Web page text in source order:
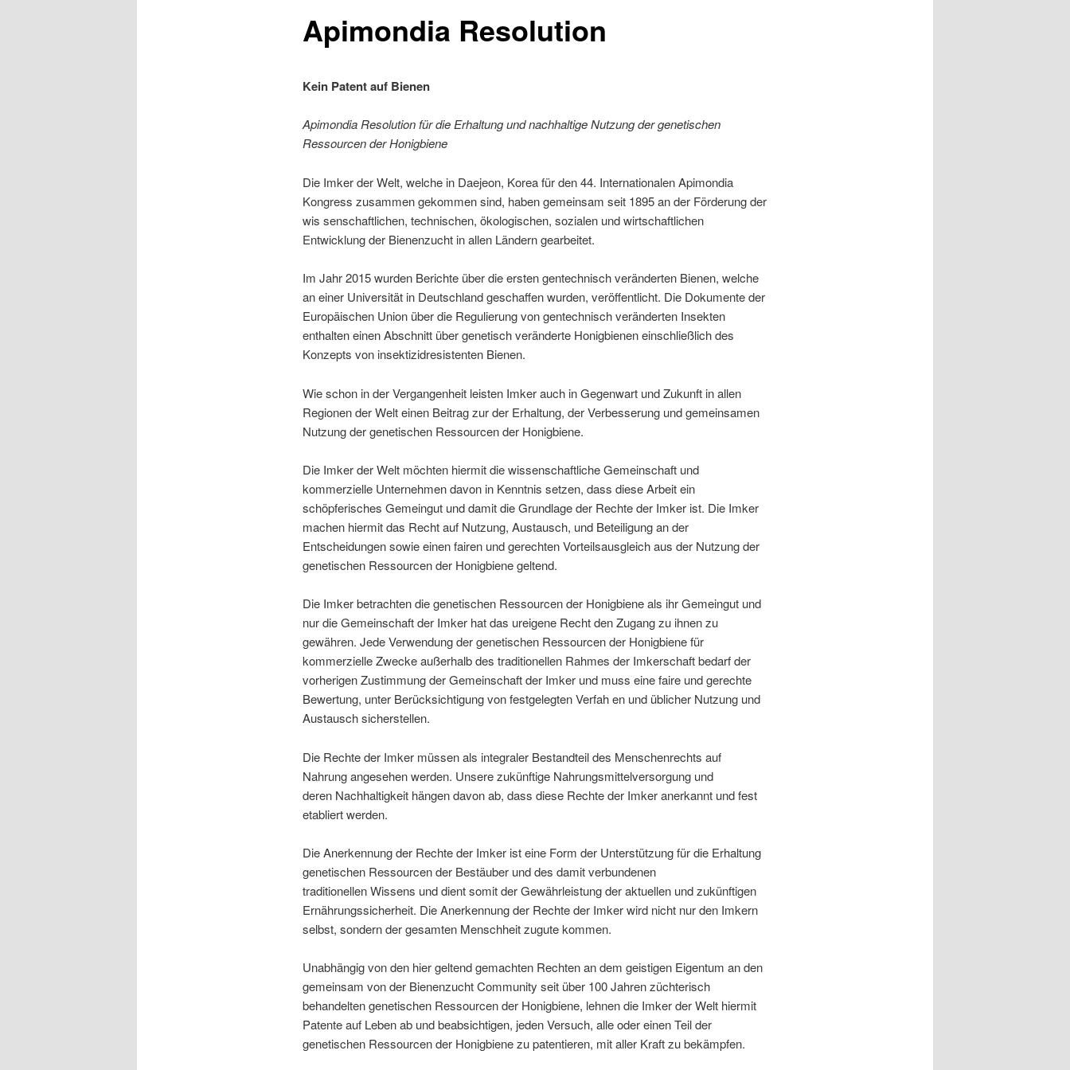
Apimondia Resolution
Kein Patent auf Bienen
Apimondia Resolution für die Erhaltung und nachhaltige Nutzung der genetischen
Ressourcen der Honigbiene
Die Imker der Welt, welche in Daejeon, Korea für den 44. Internationalen Apimondia
Kongress zusammen gekommen sind, haben gemeinsam seit 1895 an der Förderung der
wis senschaftlichen, technischen, ökologischen, sozialen und wirtschaftlichen
Entwicklung der Bienenzucht in allen Ländern gearbeitet.
Im Jahr 2015 wurden Berichte über die ersten gentechnisch veränderten Bienen, welche
an einer Universität in Deutschland geschaffen wurden, veröffentlicht. Die Dokumente der
Europäischen Union über die Regulierung von gentechnisch veränderten Insekten
enthalten einen Abschnitt über genetisch veränderte Honigbienen einschließlich des
Konzepts von insektizidresistenten Bienen.
Wie schon in der Vergangenheit leisten Imker auch in Gegenwart und Zukunft in allen
Regionen der Welt einen Beitrag zur der Erhaltung, der Verbesserung und gemeinsamen
Nutzung der genetischen Ressourcen der Honigbiene.
Die Imker der Welt möchten hiermit die wissenschaftliche Gemeinschaft und
kommerzielle Unternehmen davon in Kenntnis setzen, dass diese Arbeit ein
schöpferisches Gemeingut und damit die Grundlage der Rechte der Imker ist. Die Imker
machen hiermit das Recht auf Nutzung, Austausch, und Beteiligung an der
Entscheidungen sowie einen fairen und gerechten Vorteilsausgleich aus der Nutzung der
genetischen Ressourcen der Honigbiene geltend.
Die Imker betrachten die genetischen Ressourcen der Honigbiene als ihr Gemeingut und
nur die Gemeinschaft der Imker hat das ureigene Recht den Zugang zu ihnen zu
gewähren. Jede Verwendung der genetischen Ressourcen der Honigbiene für
kommerzielle Zwecke außerhalb des traditionellen Rahmes der Imkerschaft bedarf der
vorherigen Zustimmung der Gemeinschaft der Imker und muss eine faire und gerechte
Bewertung, unter Berücksichtigung von festgelegten Verfah en und üblicher Nutzung und
Austausch sicherstellen.
Die Rechte der Imker müssen als integraler Bestandteil des Menschenrechts auf
Nahrung angesehen werden. Unsere zukünftige Nahrungsmittelversorgung und
deren Nachhaltigkeit hängen davon ab, dass diese Rechte der Imker anerkannt und fest
etabliert werden.
Die Anerkennung der Rechte der Imker ist eine Form der Unterstützung für die Erhaltung
genetischen Ressourcen der Bestäuber und des damit verbundenen
traditionellen Wissens und dient somit der Gewährleistung der aktuellen und zukünftigen
Ernährungssicherheit. Die Anerkennung der Rechte der Imker wird nicht nur den Imkern
selbst, sondern der gesamten Menschheit zugute kommen.
Unabhängig von den hier geltend gemachten Rechten an dem geistigen Eigentum an den
gemeinsam von der Bienenzucht Community seit über 100 Jahren züchterisch
behandelten genetischen Ressourcen der Honigbiene, lehnen die Imker der Welt hiermit
Patente auf Leben ab und beabsichtigen, jeden Versuch, alle oder einen Teil der
genetischen Ressourcen der Honigbiene zu patentieren, mit aller Kraft zu bekämpfen.